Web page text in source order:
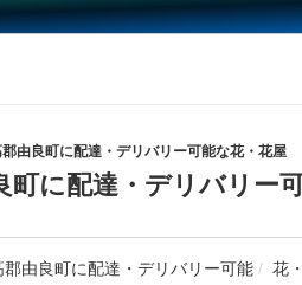
由良町に配達・デリバリー可能な花・花屋
町に配達・デリバリー
郡由良町に配達・デリバリー可能 花